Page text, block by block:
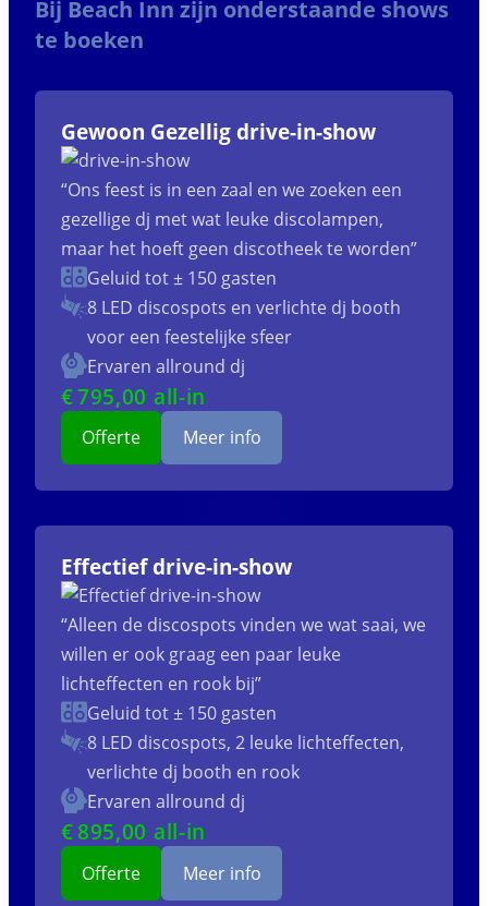
Bij Beach Inn zijn onderstaande shows
te boeken
Gewoon Gezellig drive-in-show
“Ons feest is in een zaal en we zoeken een
gezellige dj met wat leuke discolampen,
maar het hoeft geen discotheek te worden”
Geluid tot ± 150 gasten
8 LED discospots en verlichte dj booth
voor een feestelijke sfeer
Ervaren allround dj
€795,00 all-in
Offerte Meer info
Effectief drive-in-show
“Alleen de discospots vinden we wat saai, we
willen er ook graag een paar leuke
lichteffecten en rook bij”
Geluid tot ± 150 gasten
8 LED discospots, 2 leuke lichteffecten,
verlichte dj booth en rook
Ervaren allround dj
€895,00 all-in
Offerte Meer info